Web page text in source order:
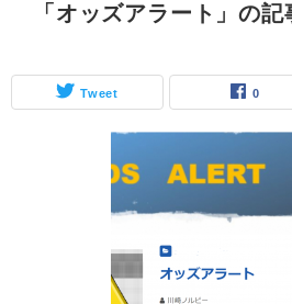
「オッズアラート」の記
Tweet 0